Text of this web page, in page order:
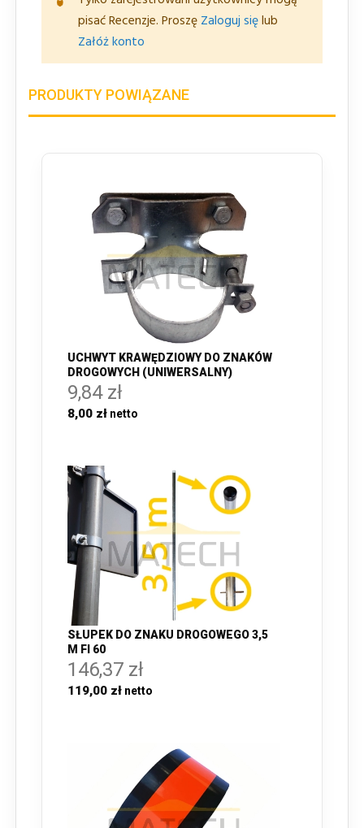
pisać Recenzje. Proszę Zaloguj sięlub
Załóż konto
PRODUKTY POWIĄZANE
UCHWYT KRAWĘDZIOWY DO ZNAKÓW
DROGOWYCH (UNIWERSALNY)
9,84 zł
8,00 zł
SŁUPEK DO ZNAKU DROGOWEGO 3,5
M FI 60
146,37 zł
119,00 zł